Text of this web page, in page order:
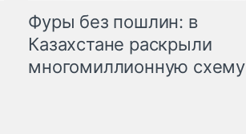
Фуры без пошлин: в
Казахстане раскрыли
многомиллионную схему